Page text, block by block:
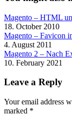
Magento – HTML
18. October 2010
Magento – Favicon
4. August 2011
Magento 2 – Nach
10. February 2021
Leave a Reply
Your email address
marked *